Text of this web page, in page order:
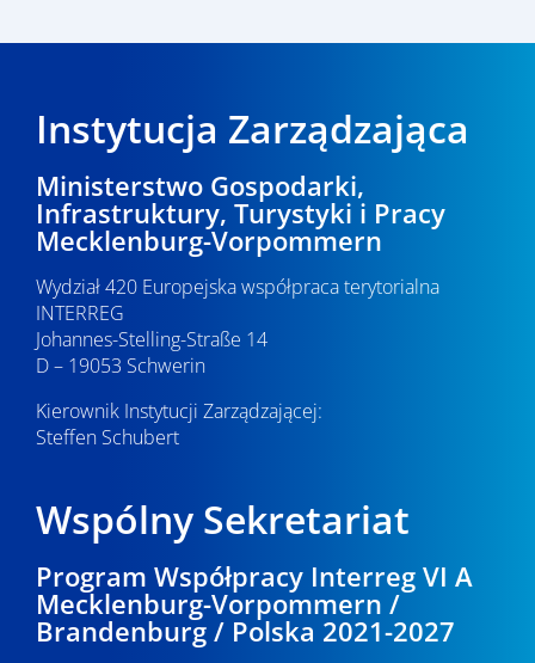
Instytucja Zarządzająca
Ministerstwo Gospodarki,
Infrastruktury, Turystyki i Pracy
Mecklenburg-Vorpommern
Wydział 420 Europejska współpraca terytorialna
INTERREG
Johannes-Stelling-Straße 14
D – 19053 Schwerin
Kierownik Instytucji Zarządzającej:
Steffen Schubert
Wspólny Sekretariat
Program Współpracy Interreg VI A
Mecklenburg-Vorpommern /
Brandenburg / Polska 2021-2027